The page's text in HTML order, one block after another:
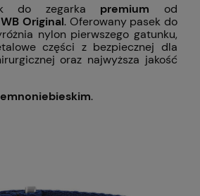
do zegarka premium od
WB Original. Oferowany pasek do
nylon pierwszego gatunku,
części z bezpiecznej dla
oraz najwyższa jakość
.